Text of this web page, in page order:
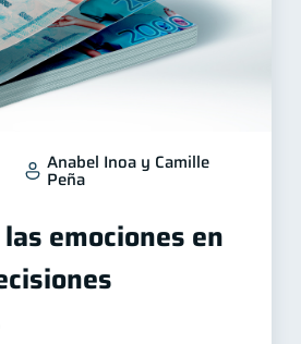
Anabel Inoa y Camille
Peña
emociones en